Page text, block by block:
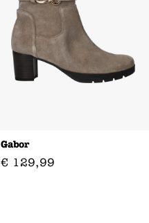
Gabor
€ 129,99